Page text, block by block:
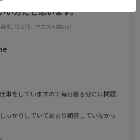
い方だと思います。
長170-175、ウエスト88cm)
事をしていますので毎日着る分には問題
っかりしていてあまり期待していなかっ